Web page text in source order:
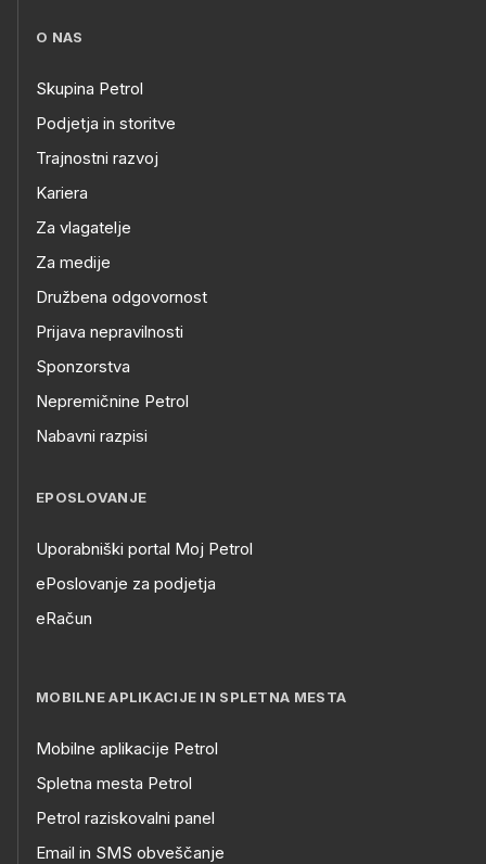
O NAS
Skupina Petrol
Podjetja in storitve
Trajnostni razvoj
Kariera
Za vlagatelje
Za medije
Družbena odgovornost
Prijava nepravilnosti
Sponzorstva
Nepremičnine Petrol
Nabavni razpisi
EPOSLOVANJE
Uporabniški portal Moj Petrol
ePoslovanje za podjetja
eRačun
MOBILNE APLIKACIJE IN SPLETNA MESTA
Mobilne aplikacije Petrol
Spletna mesta Petrol
Petrol raziskovalni panel
Email in SMS obveščanje